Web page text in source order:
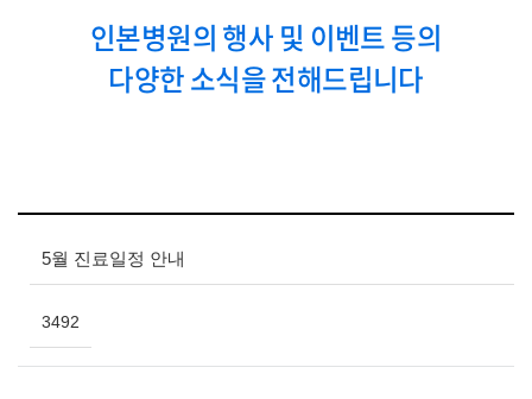
인본병원의 행사 및 이벤트 등의
다양한 소식을 전해드립니다
5월 진료일정 안내
3492